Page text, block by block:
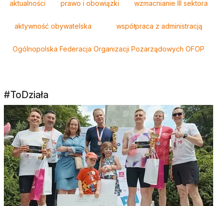
aktualności prawo i obowiązki wzmacnianie III sektora
aktywność obywatelska współpraca z administracją
Ogólnopolska Federacja Organizacji Pozarządowych OFOP
#ToDziała